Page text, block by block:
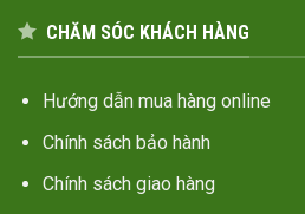
CHĂM SÓC KHÁCH HÀNG
Hướng dẫn mua hàng online
Chính sách bảo hành
Chính sách giao hàng